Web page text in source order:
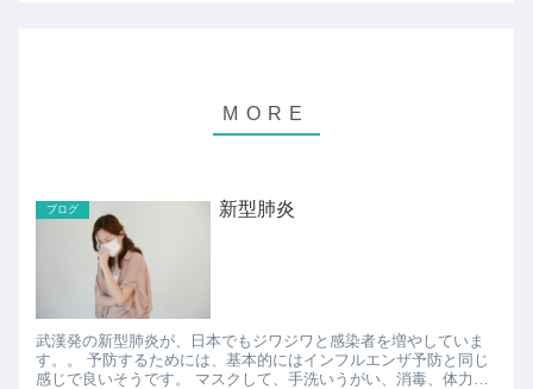
ブログ 新型肺炎
武漢発の新型肺炎が、日本でもジワジワと感染者を増やしていま
す。。 予防するためには、基本的にはインフルエンザ予防と同じ
感じで良いそうです。 マスクして、手洗いうがい、消毒、体力を